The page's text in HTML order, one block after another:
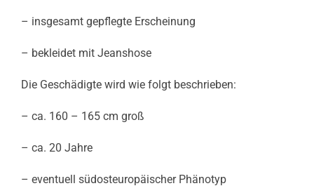
– insgesamt gepflegte Erscheinung
– bekleidet mit Jeanshose
Die Geschädigte wird wie folgt beschrieben:
– ca. 160 – 165 cm groß
– ca. 20 Jahre
– eventuell südosteuropäischer Phänotyp